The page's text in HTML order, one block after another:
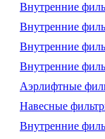
Внутренние
Внутренние
Внутренние
Внутренние
Аэрлифтные
Навесные
Внутренние